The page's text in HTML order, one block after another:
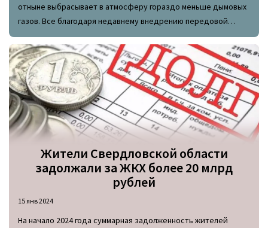
отныне выбрасывает в атмосферу гораздо меньше дымовых
газов. Все благодаря недавнему внедрению передовой
технологии для глубокой утилизации газообразных отходов.
Жители Свердловской области
задолжали за ЖКХ более 20 млрд
рублей
15 янв 2024
На начало 2024 года суммарная задолженность жителей